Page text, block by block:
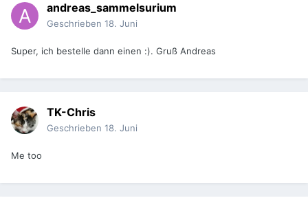
andreas_sammelsurium
Geschrieben 18. Juni
Super, ich bestelle dann einen :). Gruß Andreas
TK-Chris
Geschrieben 18. Juni
Me too